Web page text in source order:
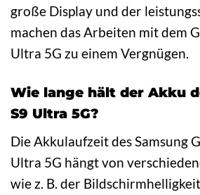
große Display und der
machen das Arbeiten mit dem
Ultra 5G zu einem Vergnügen.
Wie lange hält der Akku
S9 Ultra 5G?
Die Akkulaufzeit des Samsung
Ultra 5G hängt von
wie z. B. der